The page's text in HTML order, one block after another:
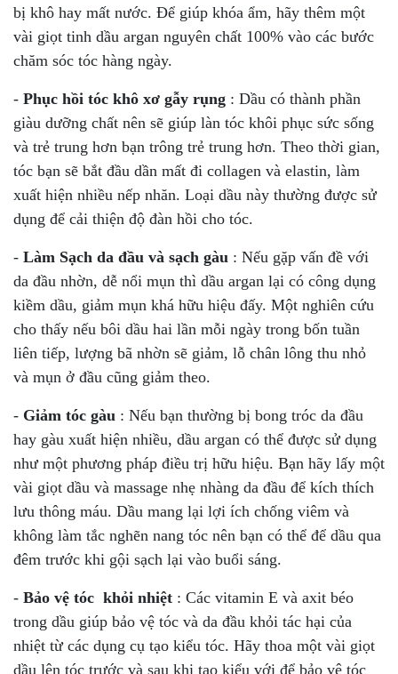
bị khô hay mất nước. Để giúp khóa ẩm, hãy thêm một
vài giọt tinh dầu argan nguyên chất 100% vào các bước
chăm sóc tóc hàng ngày.
- Phục hồi tóc khô xơ gẫy rụng : Dầu có thành phần
giàu dưỡng chất nên sẽ giúp làn tóc khôi phục sức sống
và trẻ trung hơn bạn trông trẻ trung hơn. Theo thời gian,
tóc bạn sẽ bắt đầu dần mất đi collagen và elastin, làm
xuất hiện nhiều nếp nhăn. Loại dầu này thường được sử
dụng để cải thiện độ đàn hồi cho tóc.
- Làm Sạch da đầu và sạch gàu : Nếu gặp vấn đề với
da đầu nhờn, dễ nổi mụn thì dầu argan lại có công dụng
kiềm dầu, giảm mụn khá hữu hiệu đấy. Một nghiên cứu
cho thấy nếu bôi dầu hai lần mỗi ngày trong bốn tuần
liên tiếp, lượng bã nhờn sẽ giảm, lỗ chân lông thu nhỏ
và mụn ở đầu cũng giảm theo.
- Giảm tóc gàu : Nếu bạn thường bị bong tróc da đầu
hay gàu xuất hiện nhiều, dầu argan có thể được sử dụng
như một phương pháp điều trị hữu hiệu. Bạn hãy lấy một
vài giọt dầu và massage nhẹ nhàng da đầu để kích thích
lưu thông máu. Dầu mang lại lợi ích chống viêm và
không làm tắc nghẽn nang tóc nên bạn có thể để dầu qua
đêm trước khi gội sạch lại vào buổi sáng.
- Bảo vệ tóc khỏi nhiệt : Các vitamin E và axit béo
trong dầu giúp bảo vệ tóc và da đầu khỏi tác hại của
nhiệt từ các dụng cụ tạo kiểu tóc. Hãy thoa một vài giọt
dầu lên tóc trước và sau khi tạo kiểu với để bảo vệ tóc